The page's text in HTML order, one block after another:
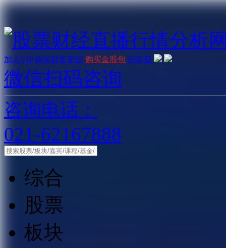
加入VIP 购买财富密钥 购买金股包 问客服
微信扫码咨询
咨询电话：
021-62167888
综合
股票
板块